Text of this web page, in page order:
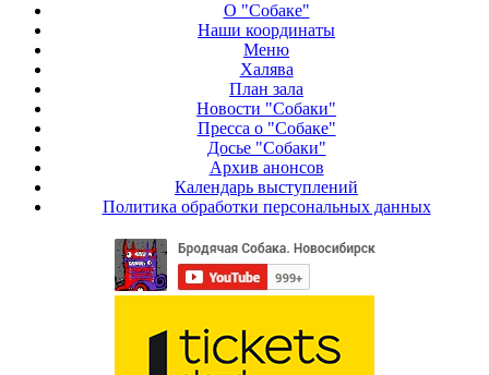
О "Собаке"
Наши координаты
Меню
Халява
План зала
Новости "Собаки"
Пресса о "Собаке"
Досье "Собаки"
Архив анонсов
Календарь выступлений
Политика обработки персональных данных